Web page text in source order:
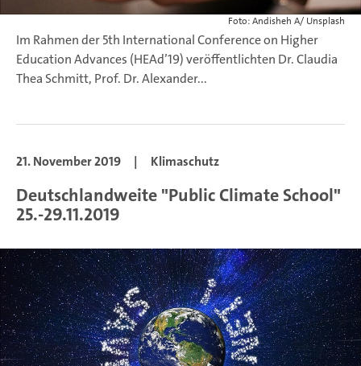
Foto: Andisheh A/ Unsplash
Im Rahmen der 5th International Conference on Higher
Education Advances (HEAd’19) veröffentlichten Dr. Claudia
Thea Schmitt, Prof. Dr. Alexander...
21. November 2019 | Klimaschutz
Deutschlandweite "Public Climate School"
25.-29.11.2019